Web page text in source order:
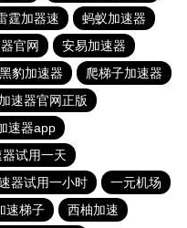
霆加器速
蚂蚁加速器
官网
安易加速器
黑豹加速器
爬梯子加速器
速器官网正版
速器app
器试用一天
器试用一小时
一元机场
速梯子 西柚加速